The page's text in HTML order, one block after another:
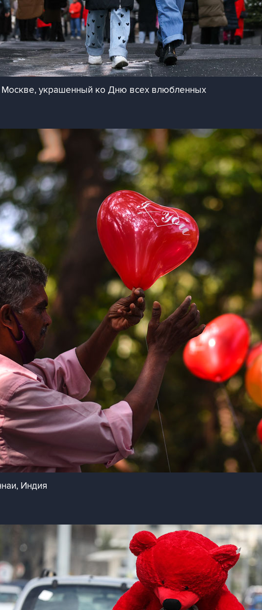
Москве, украшенный ко Дню всех влюбленных
Индия